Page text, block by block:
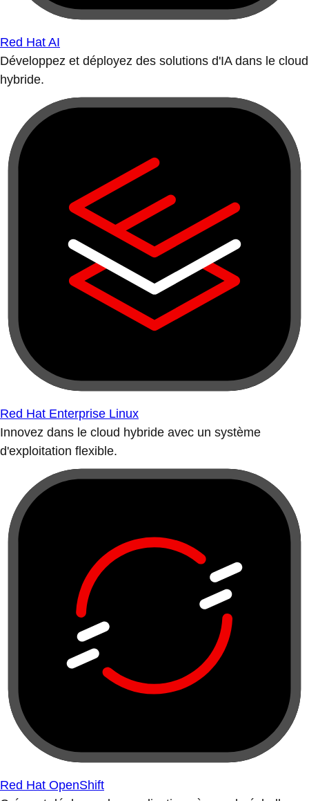
Red Hat AI
Développez et déployez des solutions d'IA dans le cloud
hybride.
Red Hat Enterprise Linux
Innovez dans le cloud hybride avec un système
d'exploitation flexible.
Red Hat OpenShift